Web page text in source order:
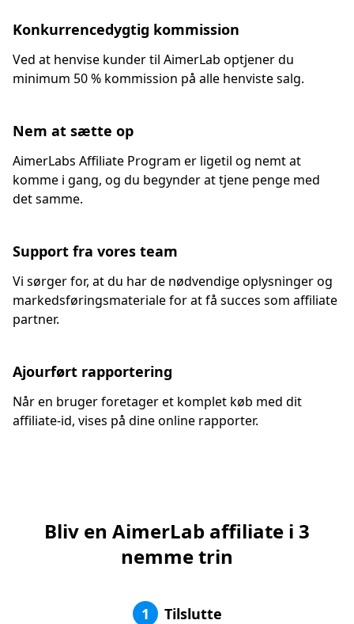
Konkurrencedygtig kommission
Ved at henvise kunder til AimerLab optjener du
minimum 50 % kommission på alle henviste salg.
Nem at sætte op
AimerLabs Affiliate Program er ligetil og nemt at
komme i gang, og du begynder at tjene penge med
det samme.
Support fra vores team
Vi sørger for, at du har de nødvendige oplysninger og
markedsføringsmateriale for at få succes som affiliate
partner.
Ajourført rapportering
Når en bruger foretager et komplet køb med dit
affiliate-id, vises på dine online rapporter.
Bliv en AimerLab affiliate i 3
nemme trin
1 Tilslutte